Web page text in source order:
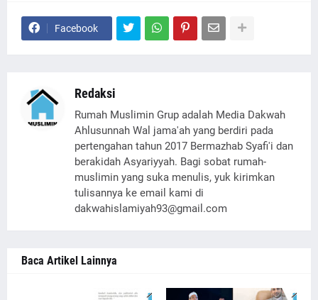
Facebook
Redaksi
Rumah Muslimin Grup adalah Media Dakwah
Ahlusunnah Wal jama'ah yang berdiri pada
pertengahan tahun 2017 Bermazhab Syafi'i dan
berakidah Asyariyyah. Bagi sobat rumah-
muslimin yang suka menulis, yuk kirimkan
tulisannya ke email kami di
dakwahislamiyah93@gmail.com
Baca Artikel Lainnya